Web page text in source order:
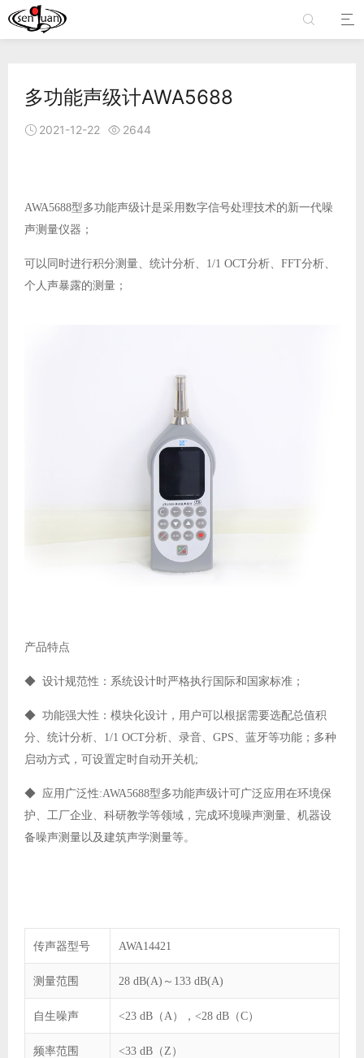


多功能声级计AWA5688
 2021-12-22  2644
AWA5688型多功能声级计是采用数字信号处理技术的新一代噪
声测量仪器；
可以同时进行积分测量、统计分析、1/1 OCT分析、FFT分析、
个人声暴露的测量；
产品特点
◆ 设计规范性：系统设计时严格执行国际和国家标准；
◆ 功能强大性：模块化设计，用户可以根据需要选配总值积
分、统计分析、1/1 OCT分析、录音、GPS、蓝牙等功能；多种
启动方式，可设置定时自动开关机;
◆ 应用广泛性:AWA5688型多功能声级计可广泛应用在环境保
护、工厂企业、科研教学等领域，完成环境噪声测量、机器设
备噪声测量以及建筑声学测量等。
传声器型号 AWA14421
测量范围 28 dB(A)～133 dB(A)
自生噪声 <23 dB（A），<28 dB（C）
频率范围 <33 dB（Z）